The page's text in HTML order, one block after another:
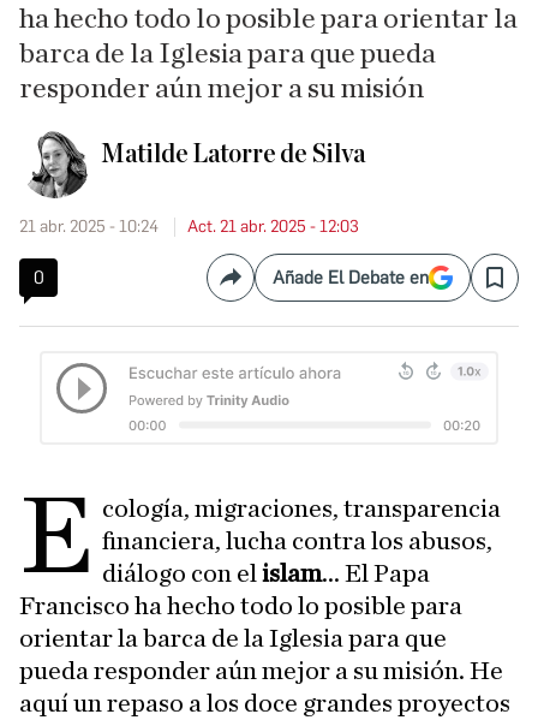
ha hecho todo lo posible para orientar la
barca de la Iglesia para que pueda
responder aún mejor a su misión
Matilde Latorre de Silva
21 abr. 2025 - 10:24 Act. 21 abr. 2025 - 12:03
0 CompartirAñade El Debate en Save
E cología, migraciones, transparencia
financiera, lucha contra los abusos,
diálogo con elislam... El Papa
Francisco ha hecho todo lo posible para
orientar la barca de la Iglesia para que
pueda responder aún mejor a su misión. He
aquí un repaso a los doce grandes proyectos